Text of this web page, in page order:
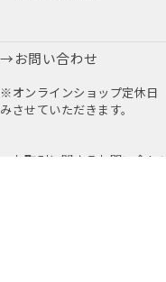
お問い合わせ
※オンラインショップ定休日
みさせていただきます。
お取引に関するお問い合わ